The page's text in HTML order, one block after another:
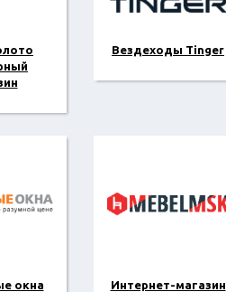
Вездеходы Tinger
окна
Интернет-магазин